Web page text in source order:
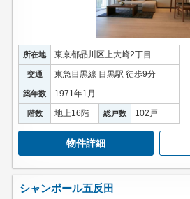
所在地 東京都品川区上大崎2丁目
交通 東急目黒線 目黒駅 徒歩9分
築年数 1971年1月
階数 地上16階 総戸数 102戸
物件詳細
シャンボール五反田